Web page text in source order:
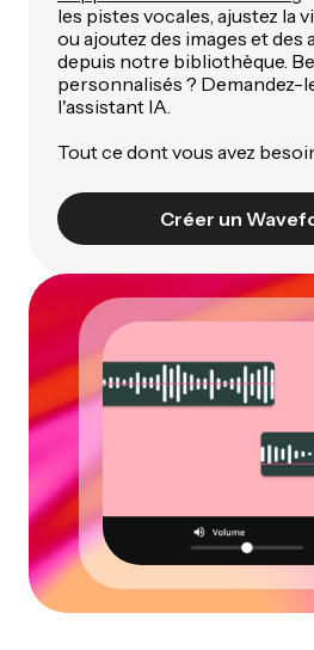
les pistes vocales, ajustez la
ou ajoutez des images et
depuis notre bibliothèque.
personnalisés ? Demandez-
l'assistant IA.
Tout ce dont vous avez
Créer un